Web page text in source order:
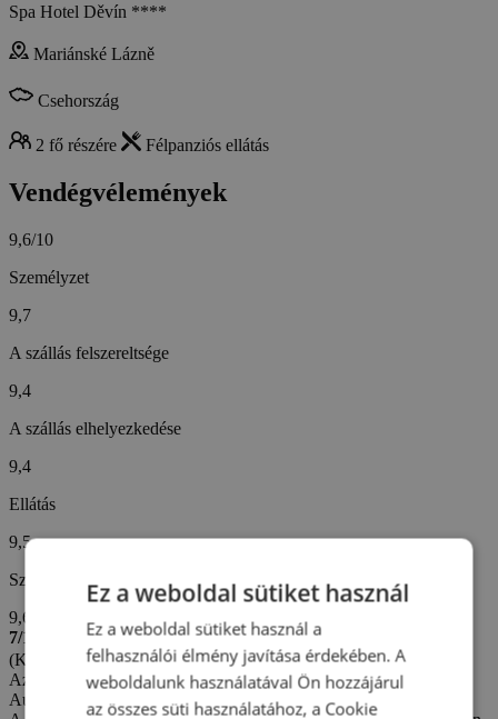
Spa Hotel Děvín ****
Mariánské Lázně
Csehország
2 fő részére Félpanziós ellátás
Vendégvélemények
9,6/10
Személyzet
9,7
A szállás felszereltsége
9,4
A szállás elhelyezkedése
9,4
Ellátás
9,5
Szállodai szolgáltatások
9,6
7/10
(Karel V. -
Cseh)
Az értékelés létrehozva: 31. 5. 2026
Automatikus fordítás (
Eredeti megjelenítése
Ez a weboldal sütiket használ
Ez a weboldal sütiket használ a
felhasználói élmény javítása érdekében. A
weboldalunk használatával Ön hozzájárul
az összes süti használatához, a Cookie